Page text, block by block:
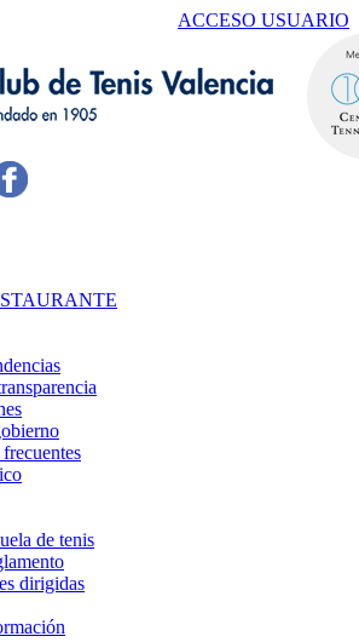
ACCESO USUARIO
de tenis
dirigidas